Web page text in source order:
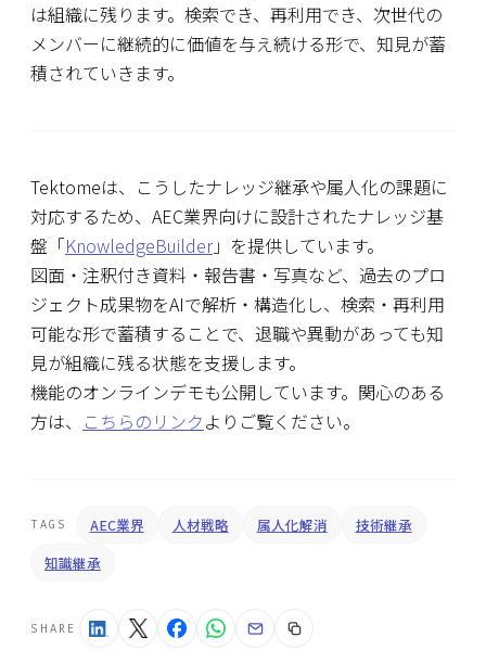
は組織に残ります。検索でき、再利用でき、次世代の
メンバーに継続的に価値を与え続ける形で、知見が蓄
積されていきます。
Tektomeは、こうしたナレッジ継承や属人化の課題に
対応するため、AEC業界向けに設計されたナレッジ基
盤「KnowledgeBuilder」を提供しています。
図面・注釈付き資料・報告書・写真など、過去のプロ
ジェクト成果物をAIで解析・構造化し、検索・再利用
可能な形で蓄積することで、退職や異動があっても知
見が組織に残る状態を支援します。
機能のオンラインデモも公開しています。関心のある
方は、 こちらのリンクよりご覧ください。
TAGS AEC業界 人材戦略 属人化解消
技術継承
知識継承
SHARE